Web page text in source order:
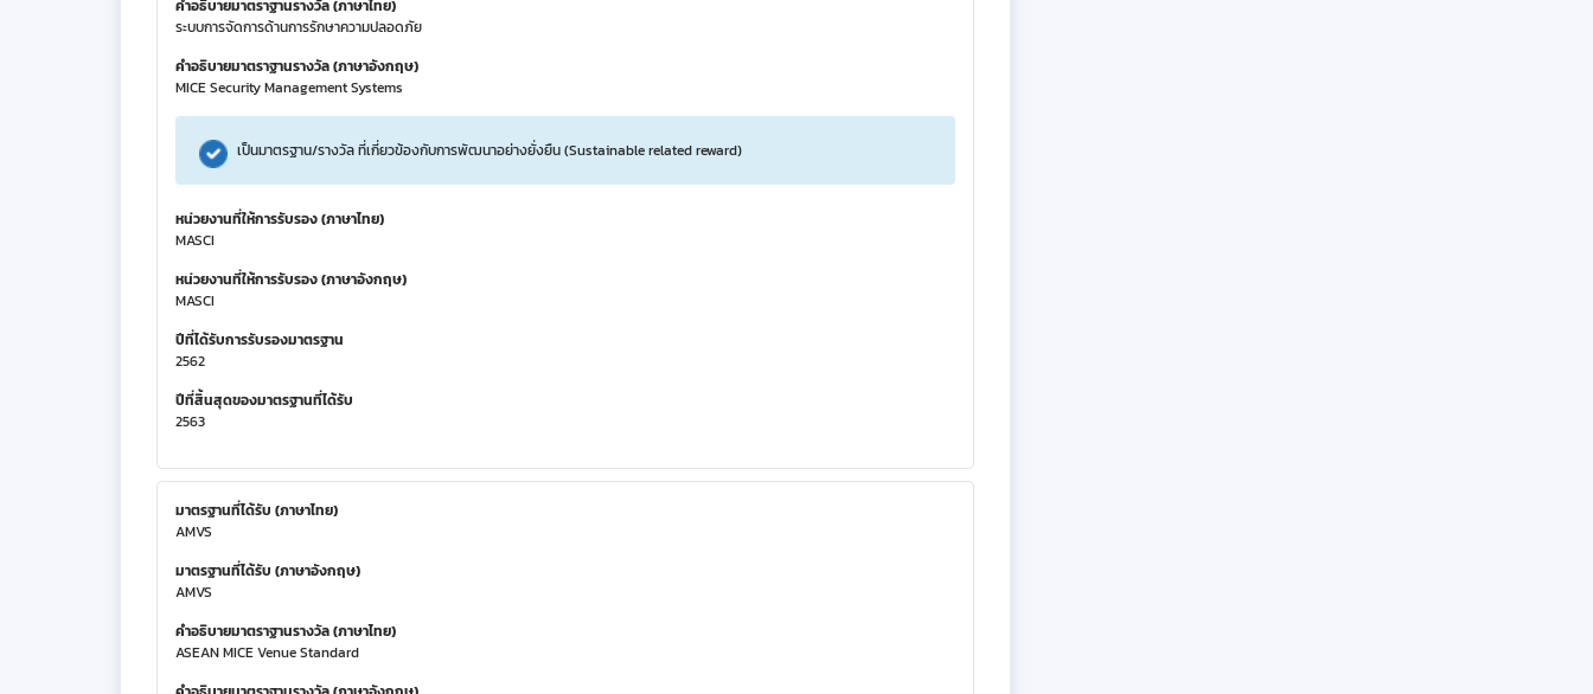
คำอธิบายมาตราฐานรางวัล (ภาษาไทย)
ระบบการจัดการด้านการรักษาความปลอดภัย
คำอธิบายมาตราฐานรางวัล (ภาษาอังกฤษ)
MICE Security Management Systems
เป็นมาตรฐาน/รางวัล ที่เกี่ยวข้องกับการพัฒนาอย่างยั่งยืน (Sustainable related reward)
หน่วยงานที่ให้การรับรอง (ภาษาไทย)
MASCI
หน่วยงานที่ให้การรับรอง (ภาษาอังกฤษ)
MASCI
ปีที่ได้รับการรับรองมาตรฐาน
2562
ปีที่สิ้นสุดของมาตรฐานที่ได้รับ
2563
มาตรฐานที่ได้รับ (ภาษาไทย)
AMVS
มาตรฐานที่ได้รับ (ภาษาอังกฤษ)
AMVS
คำอธิบายมาตราฐานรางวัล (ภาษาไทย)
ASEAN MICE Venue Standard